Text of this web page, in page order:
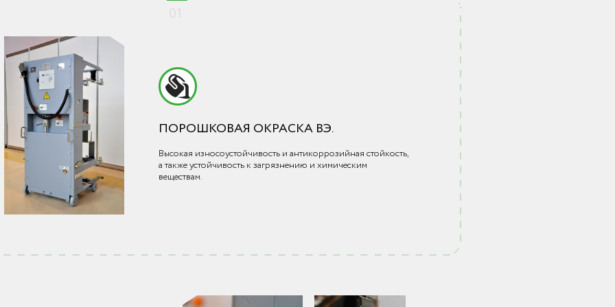
ПОРОШКОВАЯ ОКРАСКА ВЭ.
Высокая износоустойчивость и антикоррозийная стойкость,
а также устойчивость к загрязнению и химическим
веществам.